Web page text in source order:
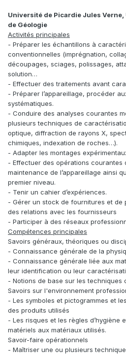
Université de Picardie Jules Verne,
de Géologie
Activités principales
- Préparer les échantillons à
conventionnelles (imprégnation,
découpages, sciages, polissages,
solution…
- Effectuer des traitements avant
- Préparer l’appareillage, procéder
systématiques.
- Conduire des analyses courantes
plusieurs techniques de
optique, diffraction de rayons X,
chimiques, indexation de roches…).
- Adapter les montages
- Effectuer des opérations courantes
maintenance de l’appareillage ainsi
premier niveau.
- Tenir un cahier d’expériences.
- Gérer un stock de fournitures et de
des relations avec les fournisseurs
- Participer à des réseaux
Compétences principales
Savoirs généraux, théoriques ou
- Connaissance générale de la
- Connaissance générale liée aux
leur identification ou leur
- Notions de base sur les techniques
Savoirs sur l'environnement
- Les symboles et pictogrammes et
des produits utilisés
- Les risques et les règles d’hygiène
matériels aux matériaux utilisés.
Savoir-faire opérationnels
- Maîtriser une ou plusieurs